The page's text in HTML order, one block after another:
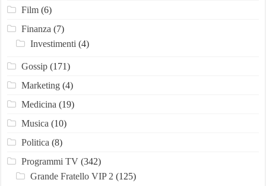
Film(6)
Finanza (7)
Investimenti (4)
Gossip(171)
Marketing(4)
Medicina (19)
Musica (10)
Politica (8)
Programmi TV(342)
Grande Fratello VIP 2 (125)